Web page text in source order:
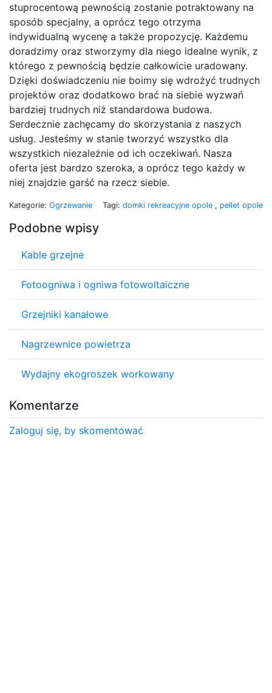
stuprocentową pewnością zostanie potraktowany na
sposób specjalny, a oprócz tego otrzyma
indywidualną wycenę a także propozycję. Każdemu
doradzimy oraz stworzymy dla niego idealne wynik, z
którego z pewnością będzie całkowicie uradowany.
Dzięki doświadczeniu nie boimy się wdrożyć trudnych
projektów oraz dodatkowo brać na siebie wyzwań
bardziej trudnych niż standardowa budowa.
Serdecznie zachęcamy do skorzystania z naszych
usług. Jesteśmy w stanie tworzyć wszystko dla
wszystkich niezależnie od ich oczekiwań. Nasza
oferta jest bardzo szeroka, a oprócz tego każdy w
niej znajdzie garść na rzecz siebie.
Kategorie: Ogrzewanie Tagi: domki rekreacyjne opole , pellet opole
Podobne wpisy
Kable grzejne
Fotoogniwa i ogniwa fotowoltaiczne
Grzejniki kanałowe
Nagrzewnice powietrza
Wydajny ekogroszek workowany
Komentarze
Zaloguj się, by skomentować